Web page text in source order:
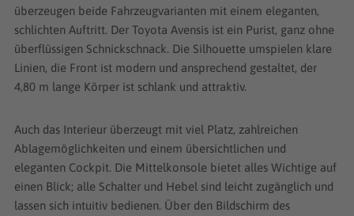
überzeugen beide Fahrzeugvarianten mit einem eleganten,
schlichten Auftritt. Der Toyota Avensis ist ein Purist, ganz ohne
überflüssigen Schnickschnack. Die Silhouette umspielen klare
Linien, die Front ist modern und ansprechend gestaltet, der
4,80 m lange Körper ist schlank und attraktiv.
Auch das Interieur überzeugt mit viel Platz, zahlreichen
Ablagemöglichkeiten und einem übersichtlichen und
eleganten Cockpit. Die Mittelkonsole bietet alles Wichtige auf
einen Blick; alle Schalter und Hebel sind leicht zugänglich und
lassen sich intuitiv bedienen. Über den Bildschirm des